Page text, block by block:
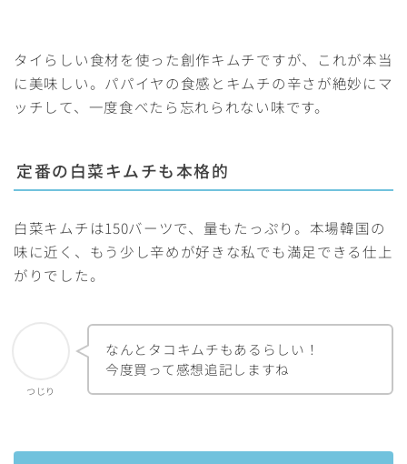
タイらしい食材を使った創作キムチですが、これが本当
に美味しい。パパイヤの食感とキムチの辛さが絶妙にマ
ッチして、一度食べたら忘れられない味です。
定番の白菜キムチも本格的
白菜キムチは150バーツで、量もたっぷり。本場韓国の
味に近く、もう少し辛めが好きな私でも満足できる仕上
がりでした。
つじり
なんとタコキムチもあるらしい！
今度買って感想追記しますね